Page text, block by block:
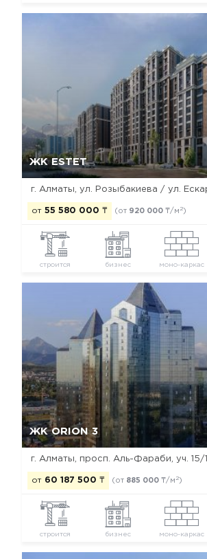
ЖК ESTET
от 55 580 000 ₸ (от 920 000 ₸/м 2)
строится бизнес моно-каркас
Да, удалить Отмена
ЖК ORION 3
г. Алматы, просп. Аль-Фараби, уч. 15/1
от 60 187 500 ₸ (от 885 000 ₸/м 2)
строится бизнес моно-каркас
Да, удалить Отмена